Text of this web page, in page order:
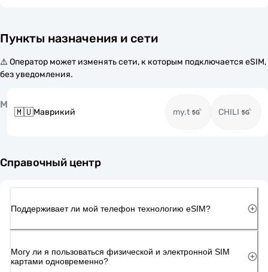
Пункты назначения и сети
⚠️ Оператор может изменять сети, к которым подключается eSIM,
без уведомления.
М
🇲🇺Маврикий my.t CHILI
Справочный центр
Поддерживает ли мой телефон технологию eSIM?
Могу ли я пользоваться физической и электронной SIM
картами одновременно?